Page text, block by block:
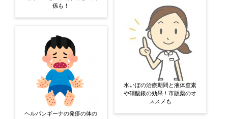
係も！
ヘルパンギーナの発疹の体の
水いぼの治療期間と液体窒素
や硝酸銀の効果！市販薬のオ
ススメも